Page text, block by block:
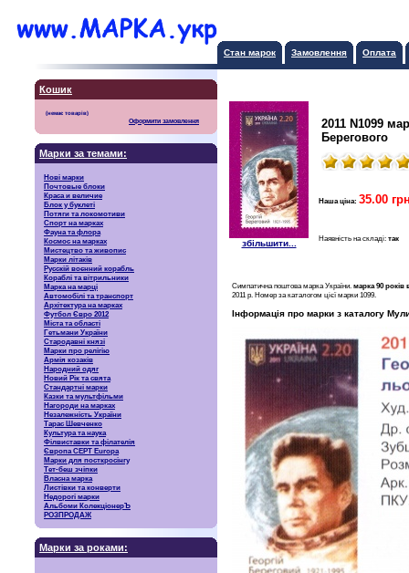
Стан марок Замовлення Оплата
Кошик
Оформити замовлення
Марки за темами:
Нові марки
Почтовые блоки
Краса и величие
Блок у буклеті
Потяги та локомотиви
Спорт на марках
Фауна та флора
Космос на марках
Мистецтво та живопис
Марки літаків
Русскiй воєнний корабль
Кораблі та вітрильники
Марка на марці
Автомобілі та транспорт
Архітектура на марках
Футбол Євро 2012
Міста та області
Гетьмани України
Стародавні князі
Марки про релігію
Армія козаків
Народний одяг
Новий Рік та свята
Стандартні марки
Казки та мультфільми
Нагороди на марках
Незалежність України
Тарас Шевченко
Культура та наука
Філвиставки та філателія
Європа CEPT Europa
Марки для посткросінгу
Тет-беш зчіпки
Власна марка
Листівки та конверти
Недорогі марки
Альбоми КолекціонерЪ
РОЗПРОДАЖ
Марки за роками:
збільшити...
2011 N1099
Берегового
Наша ціна: 35.00
Наявність на складі: так
Симпатична поштова марка України. марка 90 років
2011 р. Номер за каталогом цієї марки 1099.
Інформація про марки з каталогу